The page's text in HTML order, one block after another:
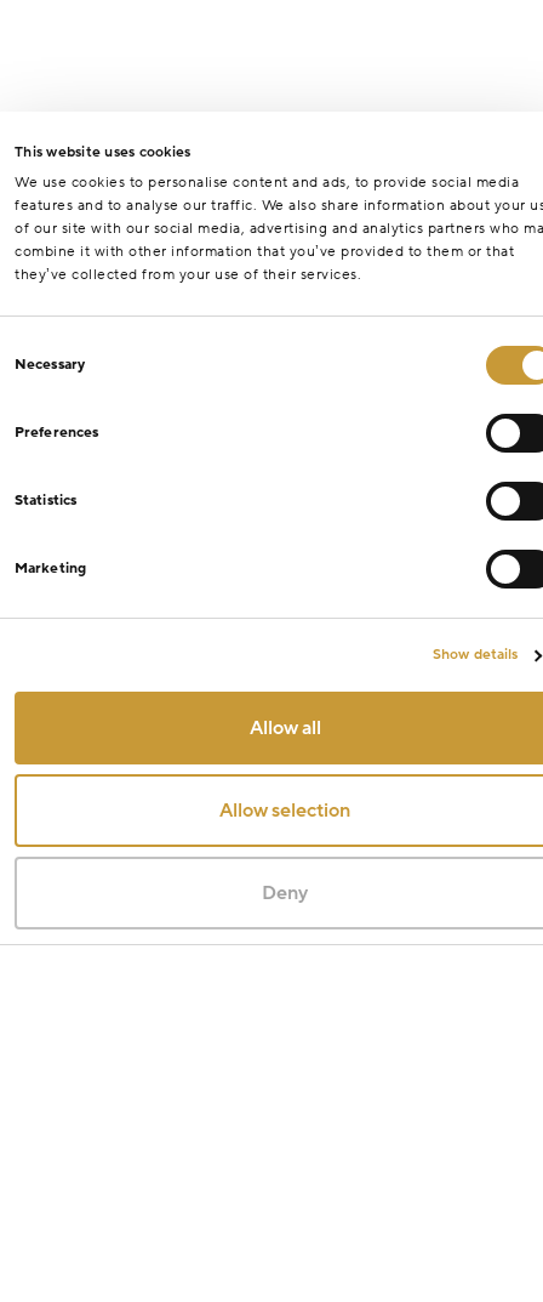
This website uses cookies
We use cookies to personalise content and ads, to provide social media
features and to analyse our traffic. We also share information about your
of our site with our social media, advertising and analytics partners who
combine it with other information that you’ve provided to them or that
they’ve collected from your use of their services.
Selection
Necessary
Preferences
Statistics
Marketing
Show details
Allow all
Allow selection
Deny